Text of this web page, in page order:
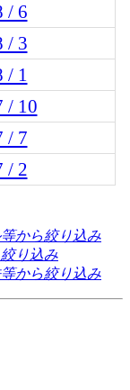
/ 6
/ 3
/ 1
/ 10
/ 7
/ 2
から絞り込み
り込み
から絞り込み